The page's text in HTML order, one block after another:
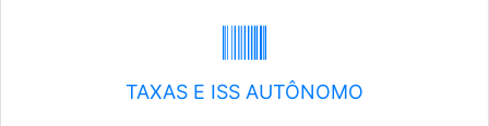
TAXAS E ISS AUTÔNOMO